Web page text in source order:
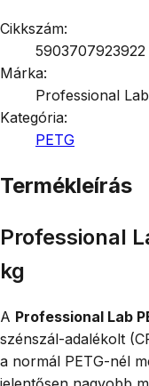
Cikkszám:
5903707923922
Márka:
Professional Lab
Kategória:
PETG
Termékleírás
Professional
kg
A Professional Lab
szénszál-adalékolt
a normál PETG-nél